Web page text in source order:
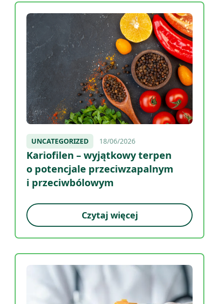
UNCATEGORIZED 18/06/2026
Kariofilen – wyjątkowy terpen
o potencjale przeciwzapalnym
i przeciwbólowym
Czytaj więcej